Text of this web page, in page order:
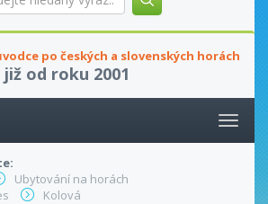
hledaný
po českých a slovenských horách
již od roku 2001
Ubytování na horách
Kolová